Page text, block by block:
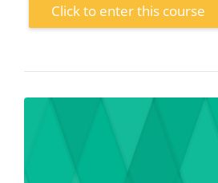
Click to enter this course